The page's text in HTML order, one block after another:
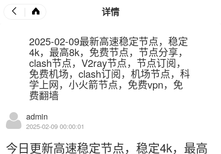
详情
2025-02-09最新高速稳定节点，稳定
4k，最高8k，免费节点，节点分享，
clash节点，V2ray节点，节点订阅，
免费机场，clash订阅，机场节点，科
学上网，小火箭节点，免费vpn，免
费翻墙
admin
2025-02-09 00:00:01
今日更新高速稳定节点，稳定4k，最高